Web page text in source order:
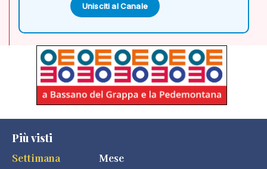
Unisciti al Canale
Più visti
Settimana
Mese